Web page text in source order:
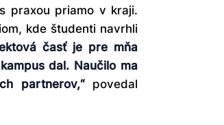
praxou priamo v kraji.
kde študenti navrhli
časť je pre mňa
dal. Naučilo ma
partnerov,“povedal